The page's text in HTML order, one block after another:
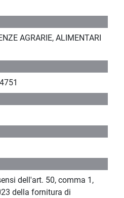
AGRARIE, ALIMENTARI
dell'art. 50, comma 1,
della fornitura di